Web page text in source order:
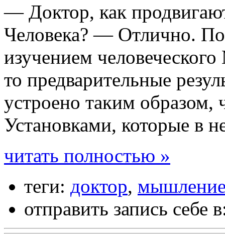
— Доктор, как
Человека? — Отлично.
изучением
то предварительные
устроено таким образом,
Установками, которые в
читать полностью »
теги: доктор,
отправить запись себе